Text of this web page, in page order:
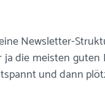
Newsletter-
die meisten
und dann